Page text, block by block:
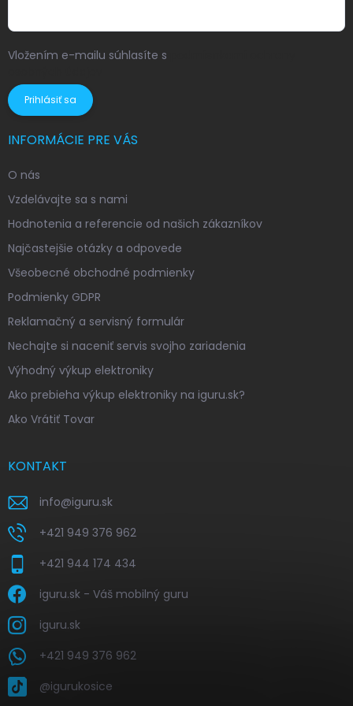
Vložením e-mailu súhlasíte s
Prihlásiť sa
INFORMÁCIE PRE VÁS
O nás
Vzdelávajte sa s nami
Hodnotenia a referencie od našich zákazníkov
Najčastejšie otázky a odpovede
Všeobecné obchodné podmienky
Podmienky GDPR
Reklamačný a servisný formulár
Nechajte si naceniť servis svojho zariadenia
Výhodný výkup elektroniky
Ako prebieha výkup elektroniky na iguru.sk?
Ako Vrátiť Tovar
KONTAKT
info@iguru.sk
+421 949 376 962
+421 944 174 434
iguru.sk - Váš mobilný guru
iguru.sk
+421 949 376 962
@igurukosice